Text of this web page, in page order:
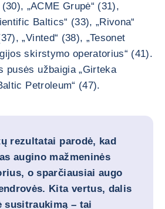
„ACME Grupė“ (31),
Baltics“ (33), „Rivona“
„Vinted“ (38), „Tesonet
skirstymo operatorius“ (41).
pusės užbaigia „Girteka
Petroleum“ (47).
rezultatai parodė, kad
augino mažmeninės
o sparčiausiai augo
Kita vertus, dalis
susitraukimą – tai